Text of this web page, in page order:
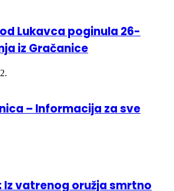
iz Gračanice
osoba